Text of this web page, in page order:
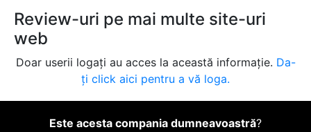
Review-uri pe mai multe site-uri
web
Doar userii logați au acces la această informație. Da-
ți click aici pentru a vă loga.
Este acesta compania dumneavoastră?